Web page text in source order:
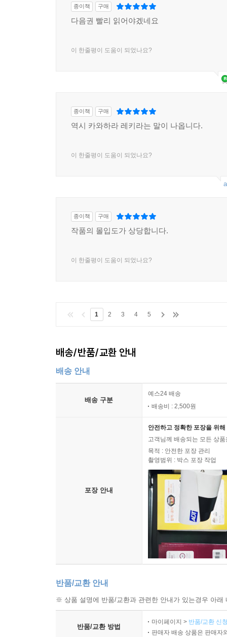
종이책 구매
다음권 빨리 읽어야겠네요
이 한줄평이 도움이 되었나요?
종이책 구매
역시 카와하라 레키라는 말이 나옵니다.
이 한줄평이 도움이 되었나요?
종이책 구매
작품의 몰입도가 상당합니다.
이 한줄평이 도움이 되었나요?
1 2 3 4 5
배송/반품/교환 안내
배송 안내
배송 구분
예스24 배송
배송비 : 2,500원
포장 안내
안전하고 정확한 포장을 위
고객님께 배송되는 모든 상
목적 : 안전한 포장 관리
촬영범위 : 박스 포장 작업
반품/교환 안내
※ 상품 설명에 반품/교환과 관련한 안내가 있는경우 아
반품/교환 방법
마이페이지 > 반품/교환 신
판매자 배송 상품은 판매자